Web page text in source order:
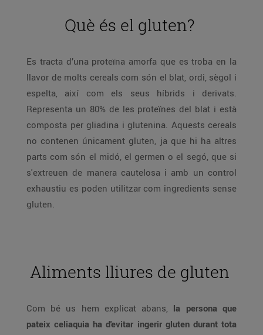
Què és el gluten?
Es tracta d’una proteïna amorfa que es troba en la
llavor de molts cereals com són el blat, ordi, sègol i
espelta, així com els seus híbrids i derivats.
Representa un 80% de les proteïnes del blat i està
composta per gliadina i glutenina. Aquests cereals
no contenen únicament gluten, ja que hi ha altres
parts com són el midó, el germen o el segó, que si
s'extreuen de manera cautelosa i amb un control
exhaustiu es poden utilitzar com ingredients sense
gluten.
Aliments lliures de gluten
Com bé us hem explicat abans, la persona que
pateix celiaquia ha d'evitar ingerir gluten durant tota